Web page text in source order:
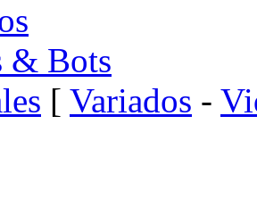
& Bots
[ Variados -